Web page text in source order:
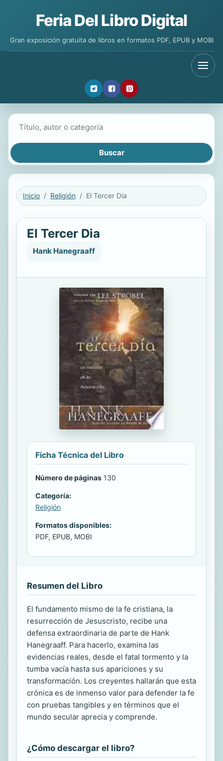
Feria Del Libro Digital
Gran exposición gratuita de libros en formatos PDF, EPUB y MOBI
Inicio Religión El Tercer Dia
El Tercer Dia
Hank Hanegraaff
Ficha Técnica del Libro
Número de páginas 130
Categoría:
Religión
Formatos disponibles:
PDF, EPUB, MOBI
Resumen del Libro
El fundamento mismo de la fe cristiana, la
resurrección de Jesuscristo, recibe una
defensa extraordinaria de parte de Hank
Hanegraaff. Para hacerlo, examina las
evidencias reales, desde el fatal tormento y la
tumba vacía hasta sus apariciones y su
transformación. Los creyentes hallarán que esta
crónica es de inmenso valor para defender la fe
con pruebas tangibles y en términos que el
mundo secular aprecia y comprende.
¿Cómo descargar el libro?